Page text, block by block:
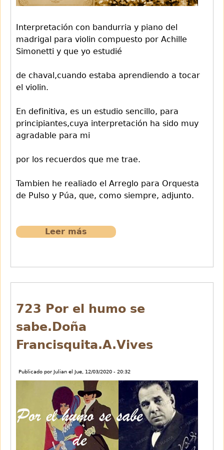
Interpretación con bandurria y piano del
madrigal para violin compuesto por Achille
Simonetti y que yo estudié
de chaval,cuando estaba aprendiendo a tocar
el violin.
En definitiva, es un estudio sencillo, para
principiantes,cuya interpretación ha sido muy
agradable para mi
por los recuerdos que me trae.
Tambien he realiado el Arreglo para Orquesta
de Pulso y Púa, que, como siempre, adjunto.
Leer más
de
723 Por el humo se
sabe.Doña
Francisquita.A.Vives
Publicado por Julian el Jue, 12/03/2020 - 20:32